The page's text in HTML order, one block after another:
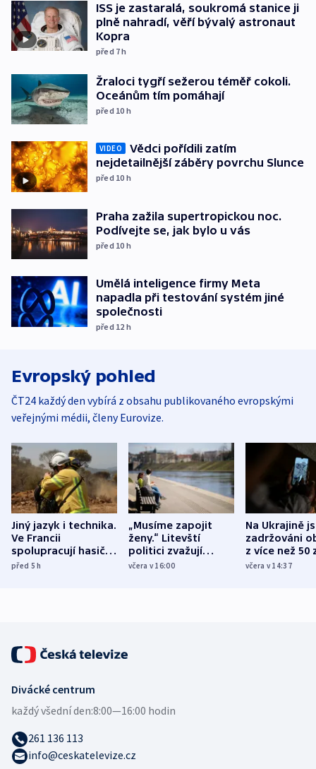
ISS je zastaralá, soukromá stanice ji
plně nahradí, věří bývalý astronaut
Kopra
před 7h
Žraloci tygří sežerou téměř cokoli.
Oceánům tím pomáhají
před 10 h
VIDEO
Vědci pořídili zatím
nejdetailnější záběry povrchu Slunce
před 10 h
Praha zažila supertropickou noc.
Podívejte se, jak bylo u vás
před 10 h
Umělá inteligence firmy Meta
napadla při testování systém jiné
společnosti
před 12 h
Evropský pohled
ČT24 každý den vybírá z obsahu publikovaného evropskými
veřejnými médii, členy Eurovize.
Jiný jazyk i technika.
Ve Francii
spolupracují hasiči z
různých zemí
před 5h
„Musíme zapojit
ženy.“ Litevští
politici zvažují
dohodu o
včera v 16:00
Na Ukrajině
zadržováni
z více než 50
Bojovali na
včera v 14:37
Divácké centrum
každý všední den:8:00—16:00 hodin
261 136 113
info@ceskatelevize.cz